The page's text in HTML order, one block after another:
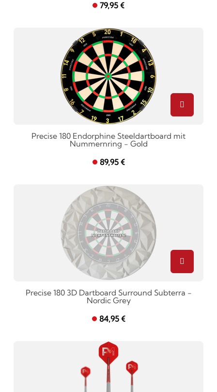
79,95 €
Precise 180 Endorphine Steeldartboard mit
Nummernring - Gold
89,95 €
Precise 180 3D Dartboard Surround Subterra -
Nordic Grey
84,95 €